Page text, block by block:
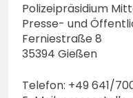
Polizeipräsidium
Presse- und
Ferniestraße 8
35394 Gießen
Telefon: +49 641/